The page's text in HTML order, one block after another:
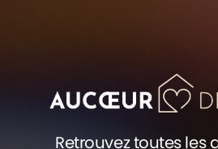
Retrouvez toutes les